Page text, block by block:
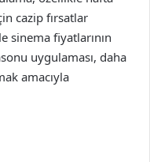
cazip fırsatlar
sinema fiyatlarının
uygulaması, daha
amacıyla